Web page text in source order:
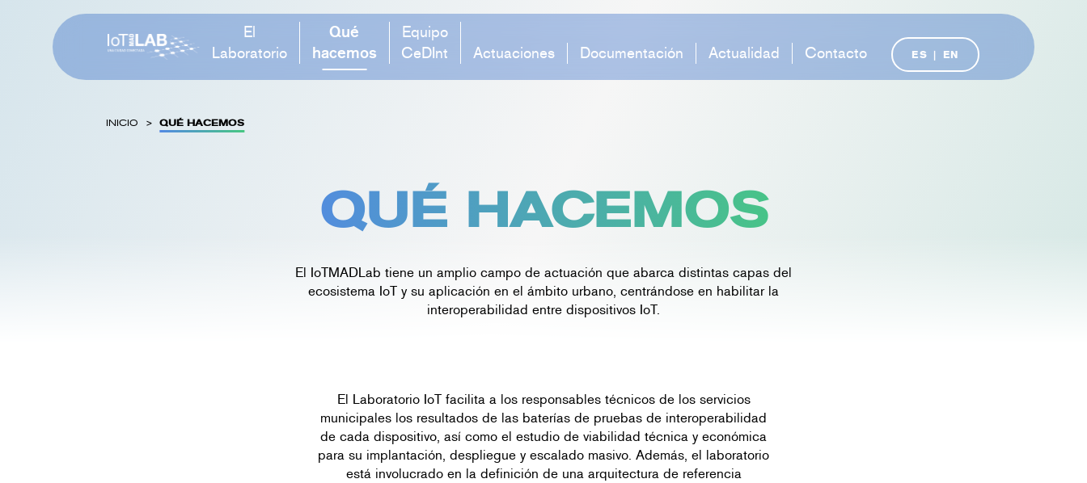
El
Laboratorio
Qué
hacemos
Equipo
CeDInt
Actuaciones Documentación Actualidad Contacto ES | EN
INICIO QUÉ HACEMOS
QUÉ HACEMOS
El IoTMADLab tiene un amplio campo de actuación que abarca distintas capas del
ecosistema IoT y su aplicación en el ámbito urbano, centrándose en habilitar la
interoperabilidad entre dispositivos IoT.
El Laboratorio IoT facilita a los responsables técnicos de los servicios
municipales los resultados de las baterías de pruebas de interoperabilidad
de cada dispositivo, así como el estudio de viabilidad técnica y económica
para su implantación, despliegue y escalado masivo. Además, el laboratorio
está involucrado en la definición de una arquitectura de referencia